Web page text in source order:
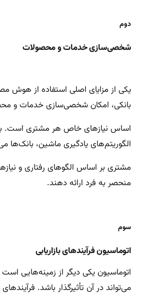
دوم
شخصی‌سازی خدمات و محصولات
یکی از مزایای اصلی استفاده از هوش
بانکی، امکان شخصی‌سازی خدمات و
اساس نیازهای خاص هر مشتری است. با
الگوریتم‌های یادگیری ماشین، بانک‌ها
مشتری بر اساس الگوهای رفتاری و
منحصر به فرد ارائه دهند.
سوم
اتوماسیون فرآیندهای بازاریابی
اتوماسیون یکی دیگر از زمینه‌هایی
می‌تواند در آن تأثیرگذار باشد. فرآیندهای